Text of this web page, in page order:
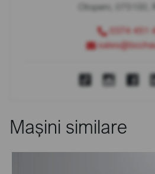
Otopeni, 075100,
0374 451
Mașini similare